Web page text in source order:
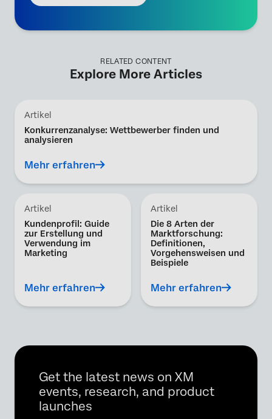
RELATED CONTENT
Explore More Articles
Artikel
Konkurrenzanalyse: Wettbewerber finden und
analysieren
Mehr erfahren
Artikel
Kundenprofil: Guide
zur Erstellung und
Verwendung im
Marketing
Mehr erfahren
Artikel
Die 8 Arten der
Marktforschung:
Definitionen,
Vorgehensweisen und
Beispiele
Mehr erfahren
Get the latest news on XM
events, research, and product
launches